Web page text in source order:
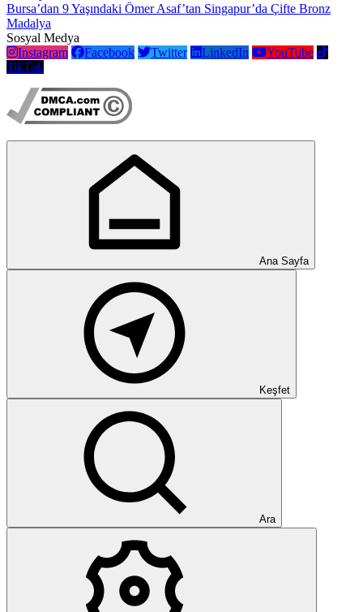
Bursa’dan 9 Yaşındaki Ömer Asaf’tan Singapur’da Çifte Bronz
Madalya
Sosyal Medya
Instagram
Facebook Twitter LinkedIn
YouTube
TikTok
Ana Sayfa
Keşfet
Ara